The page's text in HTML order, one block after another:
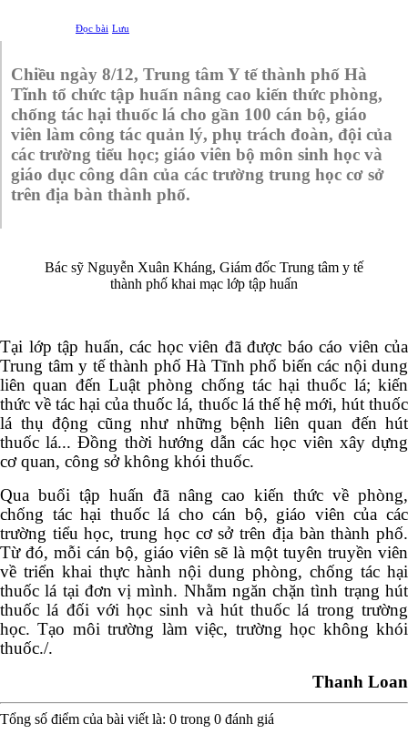
Đọc bài Lưu
Chiều ngày 8/12, Trung tâm Ytế thành phố Hà
Tĩnh tổ chức tập huấn nâng cao kiến thức phòng,
chống tác hại thuốc lá cho gần 100 cán bộ, giáo
viên làm công tác quản lý, phụ trách đoàn, đội của
các trường tiểu học; giáo viên bộ môn sinh học và
giáo dục công dân của các trường trung học cơ sở
trên địa bàn thành phố.
Bác sỹ Nguyễn Xuân Kháng, Giám đốc Trung tâm y tế
thành phố khai mạc lớp tập huấn
Tại lớp tập huấn, các học viên đã được báo cáo viên của
Trung tâm y tế thành phố Hà Tĩnh phổ biến các nội dung
liên quan đến Luật phòng chống tác hại thuốc lá; kiến
thức vềtác hại của thuốc lá, thuốc lá thế hệ mới, hút thuốc
lá thụ động cũng như những bệnh liên quan đến hút
thuốc lá... Đồng thời hướng dẫn các học viên xây dựng
cơ quan, công sở không khói thuốc.
Qua buổi tập huấn đã nâng cao kiến thức về phòng,
chống tác hại thuốc lá cho cán bộ, giáo viên của các
trường tiểu học, trung học cơ sở trên địa bàn thành phố.
Từ đó, mỗi cán bộ, giáo viên sẽ là một tuyên truyền viên
về triển khai thực hành nội dung phòng, chống tác hại
thuốc lá tại đơn vị mình. Nhằm ngăn chặn tình trạng hút
thuốc lá đối với học sinh và hút thuốc lá trong trường
học. Tạo môi trường làm việc, trường học không khói
thuốc./.
Thanh Loan
Tổng số điểm của bài viết là: 0 trong 0 đánh giá